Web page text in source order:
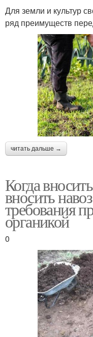
Для земли и культур
ряд преимуществ
читать дальше →
Когда
вносить
требования
органикой
0